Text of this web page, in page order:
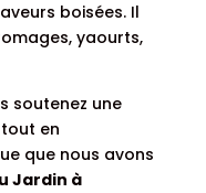
boisées. Il
yaourts,
soutenez une
en
que nous avons
Jardin à